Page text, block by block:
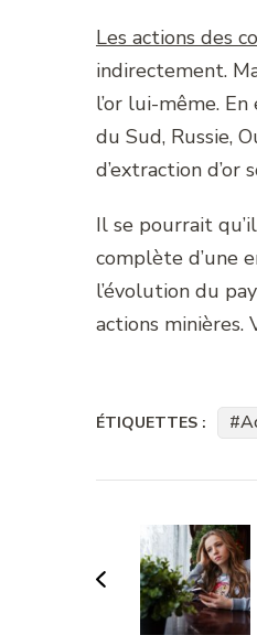
Les actions des
indirectement.
l’or lui-même.
du Sud, Russie,
d’extraction d’or
Il se pourrait
complète d’une
l’évolution du
actions minières.
ÉTIQUETTES :
d'article